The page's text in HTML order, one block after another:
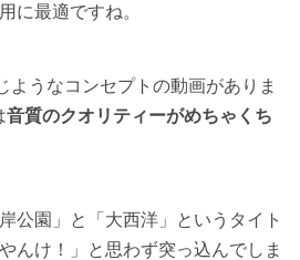
に最適ですね。
ようなコンセプトの動画がありま
音質のクオリティーがめちゃくち
公園」と「大西洋」というタイト
んけ！」と思わず突っ込んでしま